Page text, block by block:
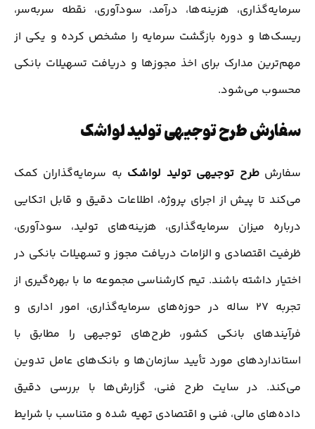
سرمایه‌گذاری، هزینه‌ها، درآمد، سودآوری، نقطه سر‌به‌سر،
ریسک‌ها و دوره بازگشت سرمایه را مشخص کرده و یکی از
مهم‌ترین مدارک برای اخذ مجوزها و دریافت تسهیلات بانکی
محسوب می‌شود.
سفارش طرح توجیهی تولید لواشک
سفارشطرح توجیهی تولید لواشک به سرمایه‌گذاران کمک
می‌کند تا پیش از اجرای پروژه، اطلاعات دقیق و قابل اتکایی
درباره میزان سرمایه‌گذاری، هزینه‌های تولید، سودآوری،
ظرفیت اقتصادی و الزامات دریافت مجوز و تسهیلات بانکی در
اختیار داشته باشند. تیم کارشناسی مجموعه ما با بهره‌گیری از
تجربه 27 ساله در حوزه‌های سرمایه‌گذاری، امور اداری و
فرآیندهای بانکی کشور، طرح‌های توجیهی را مطابق با
استانداردهای مورد تأیید سازمان‌ها و بانک‌های عامل تدوین
می‌کند. در سایت طرح فنی، گزارش‌ها با بررسی دقیق
داده‌های مالی، فنی و اقتصادی تهیه شده و متناسب با شرایط